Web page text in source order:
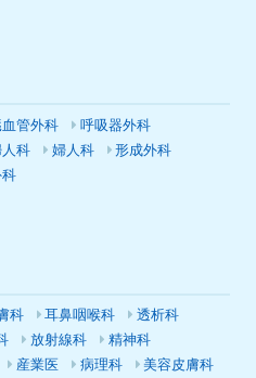
管外科
呼吸器外科
人科 婦人科
形成外科
科
科 耳鼻咽喉科
透析科
放射線科
精神科
産業医 病理科
美容皮膚科